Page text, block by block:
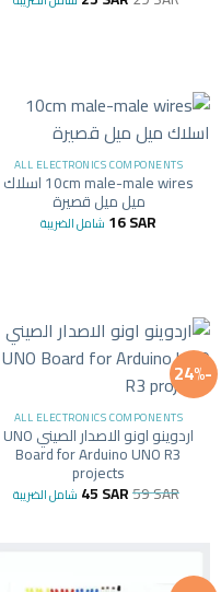
ALL ELECTRONICS COMPONENTS
10cm male-male wires اسلاك
ميل ميل قصيرة
16SAR شامل الضريبة
-24%
ALL ELECTRONICS COMPONENTS
اردوينو اونو الاصدار الصيني UNO
Board for Arduino UNO R3
projects
59SAR
45SAR شامل الضريبة